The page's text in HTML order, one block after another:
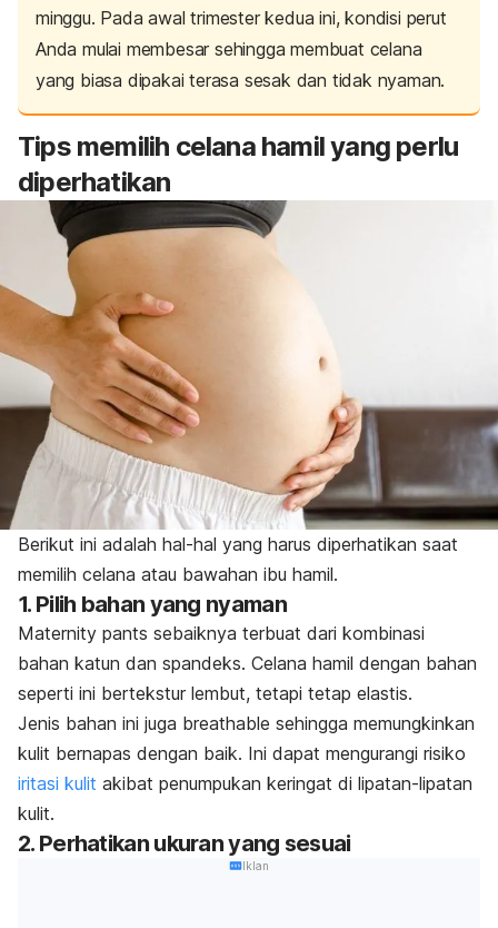
minggu. Pada awal trimester kedua ini, kondisi perut
Anda mulai membesar sehingga membuat celana
yang biasa dipakai terasa sesak dan tidak nyaman.
Tips memilih celana hamil yang perlu
diperhatikan
Berikut ini adalah hal-hal yang harus diperhatikan saat
memilih celana atau bawahan ibu hamil.
1. Pilih bahan yang nyaman
Maternity pants sebaiknya terbuat dari kombinasi
bahan katun dan spandeks. Celana hamil dengan bahan
seperti ini bertekstur lembut, tetapi tetap elastis.
Jenis bahan ini juga breathable sehingga memungkinkan
kulit bernapas dengan baik. Ini dapat mengurangi risiko
iritasi kulit akibat penumpukan keringat di lipatan-lipatan
kulit.
2. Perhatikan ukuran yang sesuai
Iklan